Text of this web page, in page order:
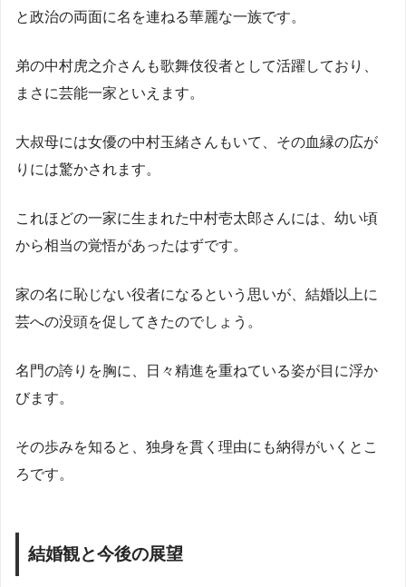
と政治の両面に名を連ねる華麗な一族です。
弟の中村虎之介さんも歌舞伎役者として活躍しており、
まさに芸能一家といえます。
大叔母には女優の中村玉緒さんもいて、その血縁の広が
りには驚かされます。
これほどの一家に生まれた中村壱太郎さんには、幼い頃
から相当の覚悟があったはずです。
家の名に恥じない役者になるという思いが、結婚以上に
芸への没頭を促してきたのでしょう。
名門の誇りを胸に、日々精進を重ねている姿が目に浮か
びます。
その歩みを知ると、独身を貫く理由にも納得がいくとこ
ろです。
結婚観と今後の展望